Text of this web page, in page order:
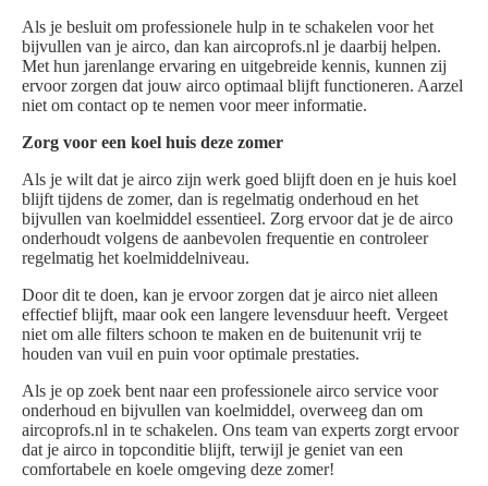
Als je besluit om professionele hulp in te schakelen voor het
bijvullen van je airco, dan kan aircoprofs.nl je daarbij helpen.
Met hun jarenlange ervaring en uitgebreide kennis, kunnen zij
ervoor zorgen dat jouw airco optimaal blijft functioneren. Aarzel
niet om contact op te nemen voor meer informatie.
Zorg voor een koel huis deze zomer
Als je wilt dat je airco zijn werk goed blijft doen en je huis koel
blijft tijdens de zomer, dan is regelmatig onderhoud en het
bijvullen van koelmiddel essentieel. Zorg ervoor dat je de airco
onderhoudt volgens de aanbevolen frequentie en controleer
regelmatig het koelmiddelniveau.
Door dit te doen, kan je ervoor zorgen dat je airco niet alleen
effectief blijft, maar ook een langere levensduur heeft. Vergeet
niet om alle filters schoon te maken en de buitenunit vrij te
houden van vuil en puin voor optimale prestaties.
Als je op zoek bent naar een professionele airco service voor
onderhoud en bijvullen van koelmiddel, overweeg dan om
aircoprofs.nl in te schakelen. Ons team van experts zorgt ervoor
dat je airco in topconditie blijft, terwijl je geniet van een
comfortabele en koele omgeving deze zomer!